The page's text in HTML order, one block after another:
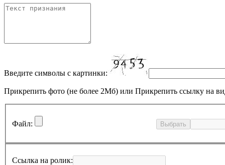
Введите символы с картинки:
Прикрепить фото (не более 2Мб) или Прикрепить ссылку на
Файл: Выбрать
Ссылка на ролик: